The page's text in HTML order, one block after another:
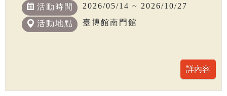
活動時間 2026/05/14 ~ 2026/10/27
活動地點 臺博館南門館